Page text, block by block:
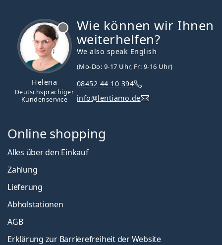
Helena
Deutschsprachiger
Kundenservice
Wie können wir Ihnen
weiterhelfen?
We also speak English
(Mo-Do: 9-17 Uhr, Fr: 9-16 Uhr)
08452 44 10 394
info@lentiamo.de
Online shopping
Alles über den Einkauf
Zahlung
Lieferung
Abholstationen
AGB
Erklärung zur Barrierefreiheit der Website